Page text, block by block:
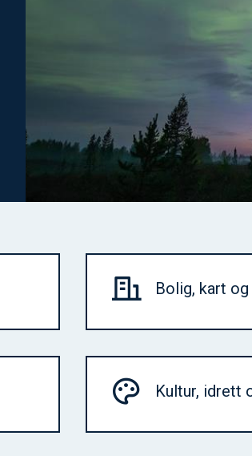
Bolig, kart
Kultur, idrett